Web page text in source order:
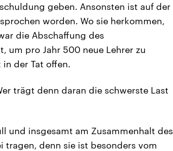
geben. Ansonsten ist auf der
worden. Wo sie herkommen,
die Abschaffung des
um pro Jahr 500 neue Lehrer zu
in der Tat offen.
trägt denn daran die schwerste Last
und insgesamt am Zusammenhalt des
denn sie ist besonders vom